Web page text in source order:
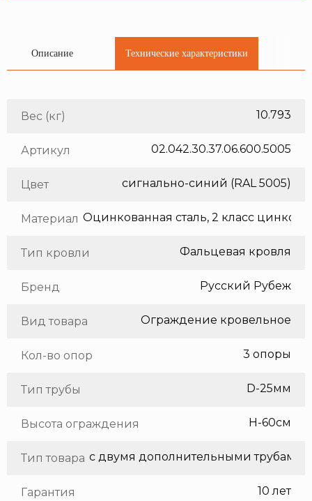
Описание Технические характеристики
Вес (кг) 10.793
Артикул 02.042.30.37.06.600.5005
Цвет сигнально-синий (RAL 5005)
Материал
Тип кровли Фальцевая кровля
Бренд Русский Рубеж
Вид товара Ограждение кровельное
Кол-во опор 3 опоры
Тип трубы D-25мм
Высота ограждения H-60см
Тип товара с двумя дополнительными трубами
Гарантия 10 лет